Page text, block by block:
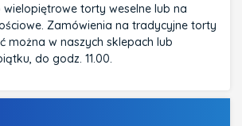
wielopiętrowe torty weselne lub na
Zamówienia na tradycyjne torty
można w naszych sklepach lub
do godz. 11.00.